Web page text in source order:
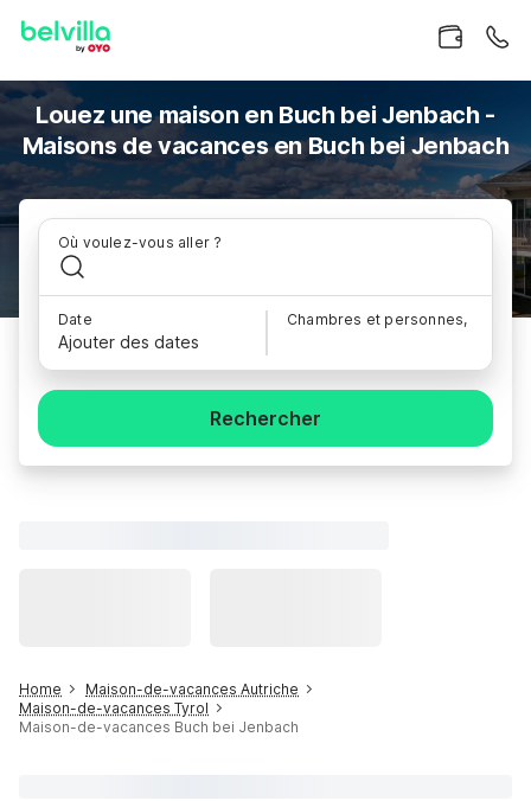
Louez une maison en Buch bei Jenbach -
Maisons de vacances en Buch bei Jenbach
Où voulez-vous aller ?
Date
Ajouter des dates
Chambres et personnes,
Rechercher
Home
Maison-de-vacances Autriche
Maison-de-vacances Tyrol
Maison-de-vacances Buch bei Jenbach